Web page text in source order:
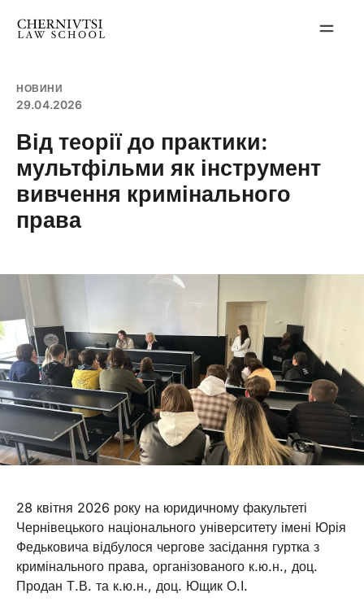
НОВИНИ
29.04.2026
Від теорії до практики:
мультфільми як інструмент
вивчення кримінального
права
28 квітня 2026 року на юридичному факультеті
Чернівецького національного університету імені Юрія
Федьковича відбулося чергове засідання гуртка з
кримінального права, організованого к.ю.н., доц.
Продан Т.В. та к.ю.н., доц. Ющик О.І.